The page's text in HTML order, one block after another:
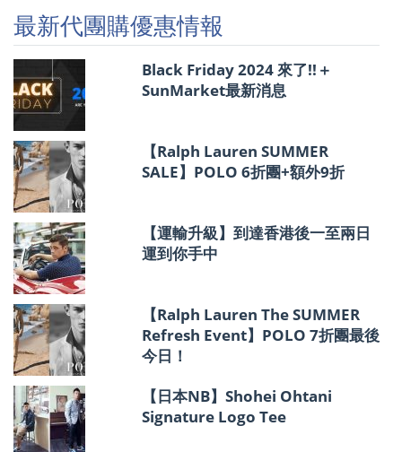
優
惠
情
報
最新代團購優惠情報
Black Friday 2024 來了!!＋
SunMarket最新消息
【Ralph Lauren SUMMER
SALE】POLO 6折團+額外9折
【運輸升級】到達香港後一至兩日
運到你手中
【Ralph Lauren The SUMMER
Refresh Event】POLO 7折團最後
今日！
【日本NB】Shohei Ohtani
Signature Logo Tee